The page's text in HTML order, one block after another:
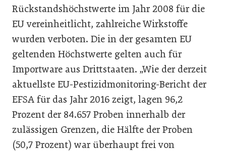
Rückstandshöchstwerte im Jahr 2008 für die
EU vereinheitlicht, zahlreiche Wirkstoffe
wurden verboten. Die in der gesamten EU
geltenden Höchstwerte gelten auch für
Importware aus Drittstaaten. „Wie der derzeit
aktuellste EU-Pestizidmonitoring-Bericht der
EFSA für das Jahr 2016 zeigt, lagen 96,2
Prozent der 84.657 Proben innerhalb der
zulässigen Grenzen, die Hälfte der Proben
(50,7 Prozent) war überhaupt frei von